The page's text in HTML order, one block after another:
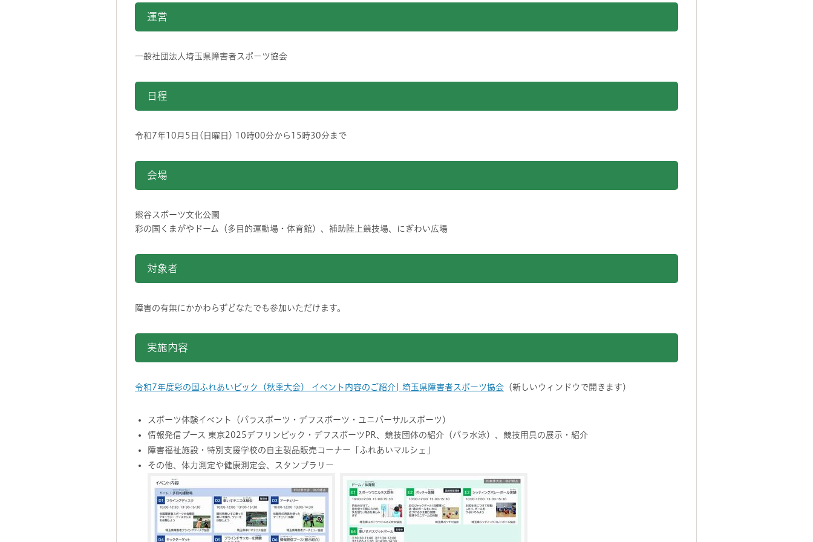
運営
一般社団法人埼玉県障害者スポーツ協会
日程
令和7年10月5日(日曜日) 10時00分から15時30分まで
会場
熊谷スポーツ文化公園
彩の国くまがやドーム（多目的運動場・体育館）、補助陸上競技場、にぎわい広場
対象者
障害の有無にかかわらずどなたでも参加いただけます。
実施内容
令和7年度彩の国ふれあいピック（秋季大会） イベント内容のご紹介| 埼玉県障害者スポーツ協会 （新しいウィンドウで開きます）
スポーツ体験イベント（パラスポーツ・デフスポーツ・ユニバーサルスポーツ）
情報発信ブース 東京2025デフリンピック・デフスポーツPR、競技団体の紹介（パラ水泳）、競技用具の展示・紹介
障害福祉施設・特別支援学校の自主製品販売コーナー「ふれあいマルシェ」
その他、体力測定や健康測定会、スタンプラリー